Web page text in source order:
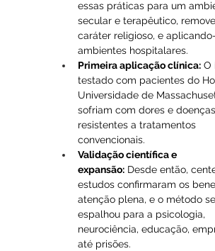
essas práticas para um
secular e terapêutico,
caráter religioso, e
ambientes hospitalares.
Primeira aplicação clínica: O
testado com pacientes do
Universidade de
sofriam com dores e doenças
resistentes a tratamentos
convencionais.
Validação científica e
expansão: Desde então,
estudos confirmaram os
atenção plena, e o método se
espalhou para a psicologia,
neurociência, educação,
até prisões.